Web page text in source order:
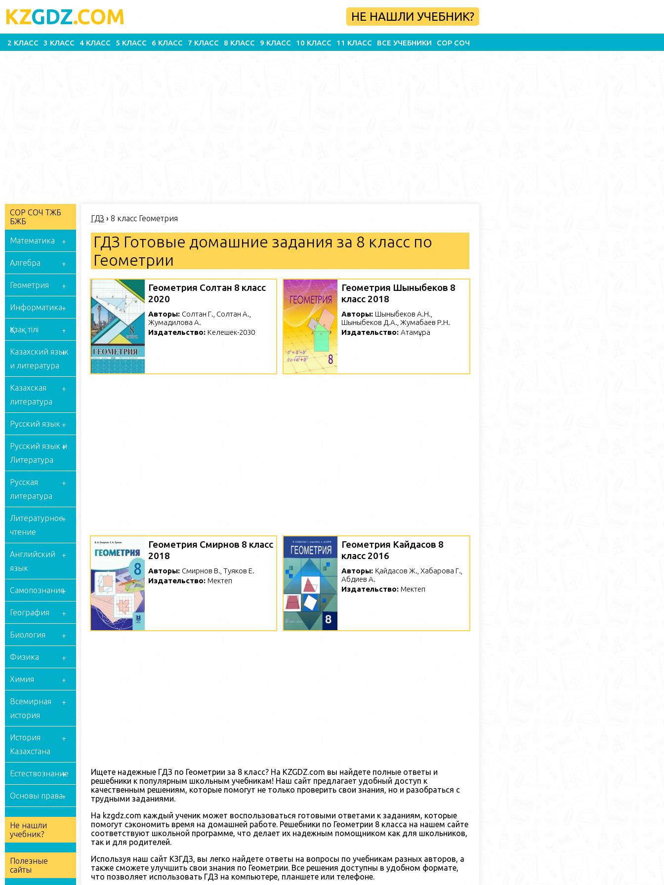
KZGDZ.COM НЕ НАШЛИ УЧЕБНИК?
2 КЛАСС 3 КЛАСС 4 КЛАСС 5 КЛАСС 6 КЛАСС 7 КЛАСС 8 КЛАСС 9 КЛАСС 10 КЛАСС 11 КЛАСС ВСЕ УЧЕБНИКИ СОР СОЧ
СОР СОЧ ТЖБ
БЖБ
Математика
Алгебра
Геометрия
Информатика
Қазақ тілі
Казахский язык
и литература
Казахская
литература
Русский язык
Русский язык и
Литература
Русская
литература
Литературное
чтение
Английский
язык
Самопознание
География
Биология
Физика
Химия
Всемирная
история
История
Казахстана
Естествознание
Основы права
Не нашли
учебник?
Полезные
сайты
ГДЗ › 8 класс Геометрия
ГДЗ Готовые домашние задания за 8 класс по
Геометрии
Геометрия Солтан 8 класс
2020
Авторы: Солтан Г., Солтан А.,
Жумадилова А.
Издательство:Келешек-2030
Геометрия Шыныбеков 8
класс 2018
Авторы: Шыныбеков А.Н.,
Шыныбеков Д.А., Жумабаев Р.Н.
Издательство: Атамұра
Геометрия Смирнов 8 класс
2018
Авторы: Смирнов В., Туяков Е.
Издательство:Мектеп
Геометрия Кайдасов 8
класс 2016
Авторы: Қайдасов Ж., Хабарова Г.,
Абдиев А.
Издательство: Мектеп
Ищете надежные ГДЗ по Геометрии за 8 класс? На KZGDZ.com вы найдете полные ответы и
решебники к популярным школьным учебникам! Наш сайт предлагает удобный доступ к
качественным решениям, которые помогут не только проверить свои знания, но и разобраться с
трудными заданиями.
На kzgdz.com каждый ученик может воспользоваться готовыми ответами к заданиям, которые
помогут сэкономить время на домашней работе. Решебники по Геометрии 8 класса на нашем сайте
соответствуют школьной программе, что делает их надежным помощником как для школьников,
так и для родителей.
Используя наш сайт КЗГДЗ, вы легко найдете ответы на вопросы по учебникам разных авторов, а
также сможете улучшить свои знания по Геометрии. Все решения доступны в удобном формате,
что позволяет использовать ГДЗ на компьютере, планшете или телефоне.